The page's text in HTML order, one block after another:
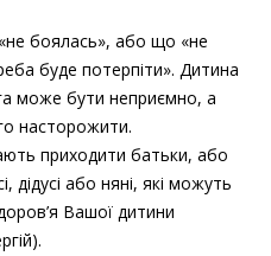
боялась», або що «не
буде потерпіти». Дитина
може бути неприємно, а
насторожити.
приходити батьки, або
дідусі або няні, які можуть
Вашої дитини